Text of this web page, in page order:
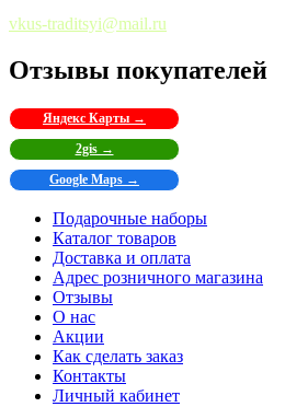
vkus-traditsyi@mail.ru
Отзывы покупателей
Яндекс Карты →
2gis →
Google Maps →
Подарочные наборы
Каталог товаров
Доставка и оплата
Адрес розничного магазина
Отзывы
О нас
Акции
Как сделать заказ
Контакты
Личный кабинет